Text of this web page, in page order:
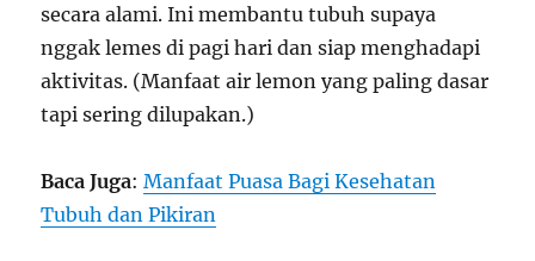
secara alami. Ini membantu tubuh supaya
nggak lemes di pagi hari dan siap menghadapi
aktivitas. (Manfaat air lemon yang paling dasar
tapi sering dilupakan.)
Baca Juga:Manfaat Puasa Bagi Kesehatan
Tubuh dan Pikiran